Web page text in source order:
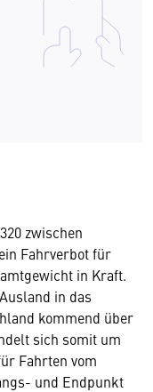
zwischen
Fahrverbot für
in Kraft.
in das
kommend über
sich somit um
Fahrten vom
und Endpunkt